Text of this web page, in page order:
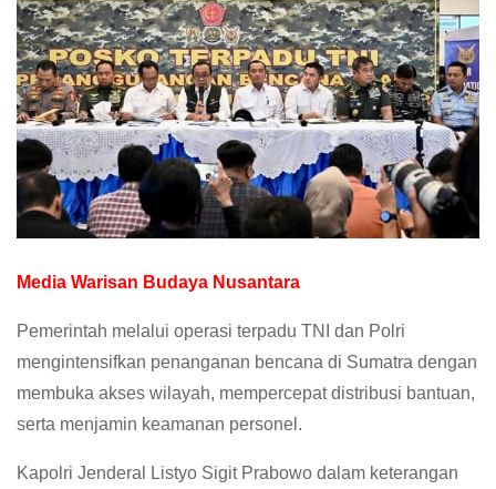
Media Warisan Budaya Nusantara
Pemerintah melalui operasi terpadu TNI dan Polri
mengintensifkan penanganan bencana di Sumatra dengan
membuka akses wilayah, mempercepat distribusi bantuan,
serta menjamin keamanan personel.
Kapolri Jenderal Listyo Sigit Prabowo dalam keterangan